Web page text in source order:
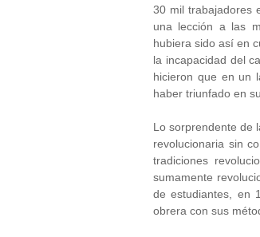
30 mil trabajadores
una lección a las
hubiera sido así en
la incapacidad del
hicieron que en un
haber triunfado en
Lo sorprendente de
revolucionaria sin
tradiciones
sumamente
de estudiantes, en
obrera con sus